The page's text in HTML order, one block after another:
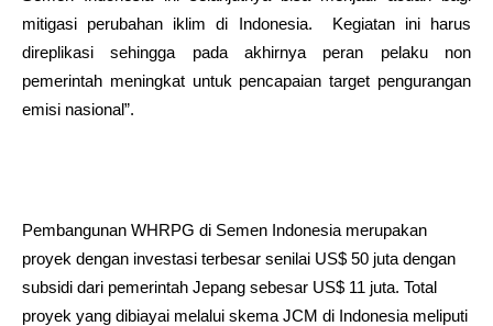
mitigasi perubahan iklim di Indonesia. Kegiatan ini harus
direplikasi sehingga pada akhirnya peran pelaku non
pemerintah meningkat untuk pencapaian target pengurangan
emisi nasional”.
Pembangunan WHRPG di Semen Indonesia merupakan
proyek dengan investasi terbesar senilai US$ 50 juta dengan
subsidi dari pemerintah Jepang sebesar US$ 11 juta. Total
proyek yang dibiayai melalui skema JCM di Indonesia meliputi